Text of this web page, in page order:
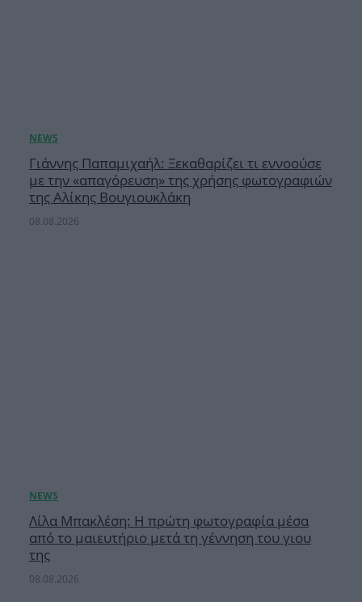
Γιάννης Παπαμιχαήλ: Ξεκαθαρίζει τι εννοούσε
με την «απαγόρευση» της χρήσης φωτογραφιών
της Αλίκης Βουγιουκλάκη
08.08.2026
Λίλα Μπακλέση: Η πρώτη φωτογραφία μέσα
από το μαιευτήριο μετά τη γέννηση του γιου
της
08.08.2026